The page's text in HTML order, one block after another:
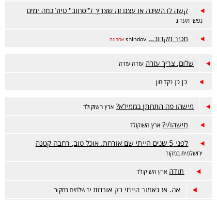
קשה לו השינה או עצם זה שצריך ל"סחוב" טיול כמה ימים
נפשי תערוג
מכיר מקרוב... shindov אחרונה
שלום, צריך עזרה עזרה עזרה
כן כן נקדימון
מישהו פה התחתן בממילא? ארץ השוקולד
מישהו/י? ארץ השוקולד
לפני 5 שנים הייתי שם אורחת. אוכל טוב, רחבה קטנה
ירושלמית במקור
תודה ארץ השוקולד
אה. אז כאמור הייתי רק אורחת ירושלמית במקור